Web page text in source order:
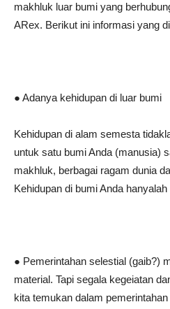
makhluk luar bumi yang
ARex. Berikut ini informasi yang
● Adanya kehidupan di luar bumi
Kehidupan di alam semesta
untuk satu bumi Anda (manusia)
makhluk, berbagai ragam dunia
Kehidupan di bumi Anda
● Pemerintahan selestial (gaib?)
material. Tapi segala kegeiatan
kita temukan dalam